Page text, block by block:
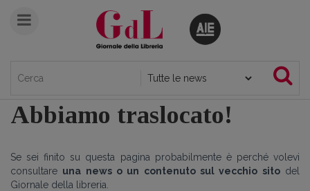
Abbiamo traslocato!
Se sei finito su questa pagina probabilmente è perché volevi
consultare una news o un contenuto sul vecchio sitodel
Giornale della libreria.